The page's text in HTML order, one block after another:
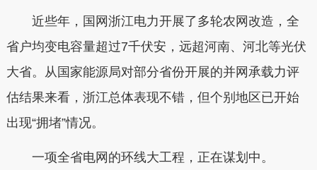
近些年，国网浙江电力开展了多轮农网改造，全
省户均变电容量超过7千伏安，远超河南、河北等光伏
大省。从国家能源局对部分省份开展的并网承载力评
估结果来看，浙江总体表现不错，但个别地区已开始
出现“拥堵”情况。
一项全省电网的环线大工程，正在谋划中。